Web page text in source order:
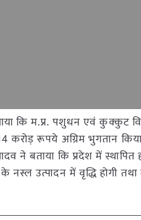
कि म.प्र. पशुधन एवं
रूपये अग्रिम भुगतान
ने बताया कि प्रदेश में
नस्ल उत्पादन में वृद्धि होगी